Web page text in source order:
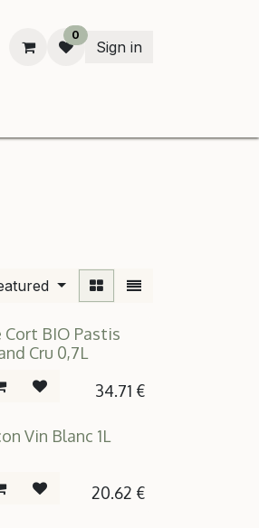
0
Sign in
Cort BIO Pastis
Cru 0,7L
34.71 €
Vin Blanc 1L
20.62 €